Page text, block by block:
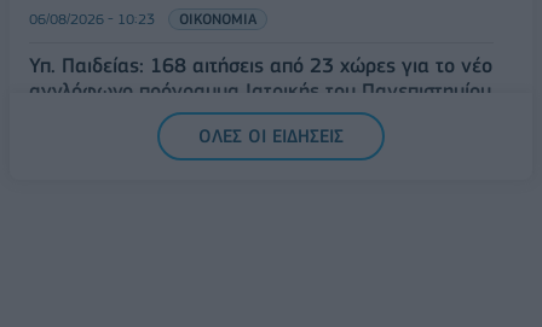
06/08/2026 - 10:23 ΟΙΚΟΝΟΜΙΑ
Υπ. Παιδείας: 168 αιτήσεις από 23 χώρες για το νέο
αγγλόφωνο πρόγραμμα Ιατρικής του Πανεπιστημίου
06/08/2026 - 10:08 ΕΛΛΑΔΑ
ΟΛΕΣ ΟΙ ΕΙΔΗΣΕΙΣ